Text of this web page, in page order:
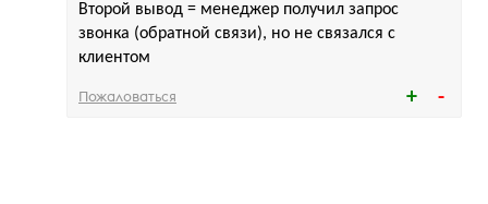
Второй вывод = менеджер получил запрос
звонка (обратной связи), но не связался с
клиентом
Пожаловаться